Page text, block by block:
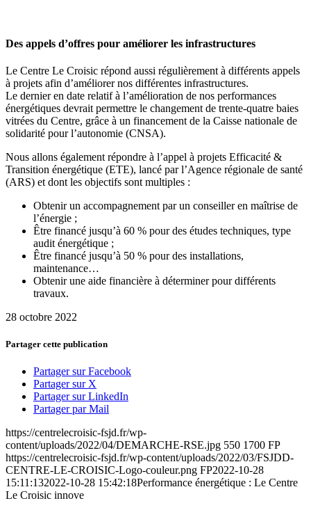
Des appels d’offres pour améliorer les infrastructures
Le Centre Le Croisic répond aussi régulièrement à différents appels
à projets afin d’améliorer nos différentes infrastructures.
Le dernier en date relatif à l’amélioration de nos performances
énergétiques devrait permettre le changement de trente-quatre baies
vitrées du Centre, grâce à un financement de la Caisse nationale de
solidarité pour l’autonomie (CNSA).
Nous allons également répondre à l’appel à projets Efficacité &
Transition énergétique (ETE), lancé par l’Agence régionale de santé
(ARS) et dont les objectifs sont multiples :
Obtenir un accompagnement par un conseiller en maîtrise de
l’énergie ;
Être financé jusqu’à 60 % pour des études techniques, type
audit énergétique ;
Être financé jusqu’à 50 % pour des installations,
maintenance…
Obtenir une aide financière à déterminer pour différents
travaux.
28 octobre 2022
Partager cette publication
Partager sur Facebook
Partager sur X
Partager sur LinkedIn
Partager par Mail
https://centrelecroisic-fsjd.fr/wp-
content/uploads/2022/04/DEMARCHE-RSE.jpg 550 1700 FP
https://centrelecroisic-fsjd.fr/wp-content/uploads/2022/03/FSJDD-
CENTRE-LE-CROISIC-Logo-couleur.png FP2022-10-28
15:11:132022-10-28 15:42:18Performance énergétique : Le Centre
Le Croisic innove